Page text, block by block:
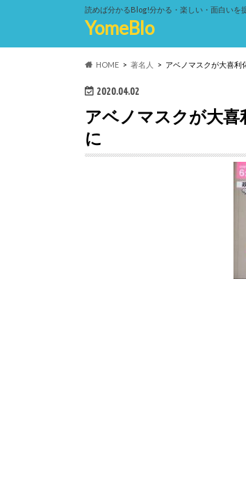
読めば分かるBlog!分かる・楽しい・面白いを
YomeBlo
HOME 著名人 アベノマスクが大喜利
2020.04.02
アベノマスクが大
に